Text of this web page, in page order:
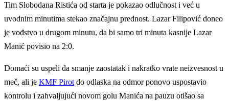
Tim Slobodana Ristića od starta je pokazao odlučnost i već u
uvodnim minutima stekao značajnu prednost. Lazar Filipović doneo
je vođstvo u drugom minutu, da bi samo tri minuta kasnije Lazar
Manić povisio na 2:0.
Domaći su uspeli da smanje zaostatak i nakratko vrate neizvesnost u
meč, ali je KMF Pirot do odlaska na odmor ponovo uspostavio
kontrolu i zahvaljujući novom golu Manića na pauzu otišao sa